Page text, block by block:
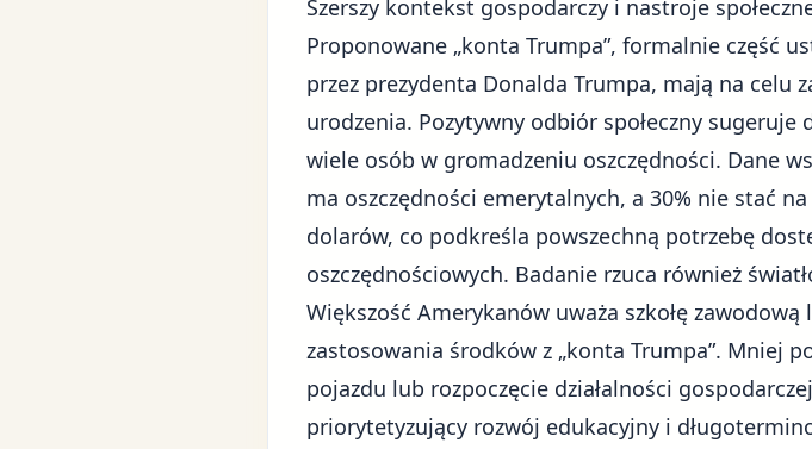
Szerszy kontekst gospodarczy i nastroje
Proponowane „konta Trumpa”, formalnie część
przez prezydenta Donalda Trumpa, mają na celu
urodzenia. Pozytywny odbiór społeczny
wiele osób w gromadzeniu oszczędności. Dane
ma oszczędności emerytalnych, a 30% nie stać
dolarów, co podkreśla powszechną potrzebę
oszczędnościowych. Badanie rzuca również
Większość Amerykanów uważa szkołę
zastosowania środków z „konta Trumpa”. Mniej
pojazdu lub rozpoczęcie działalności
priorytetyzujący rozwój edukacyjny i